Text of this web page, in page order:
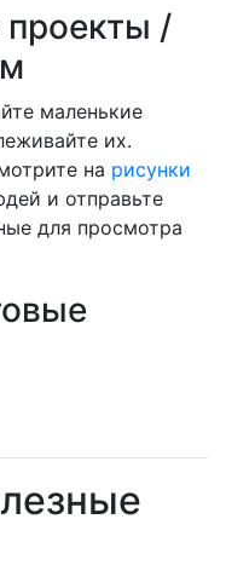
/
маленькие
их.
на рисунки
и отправьте
для просмотра